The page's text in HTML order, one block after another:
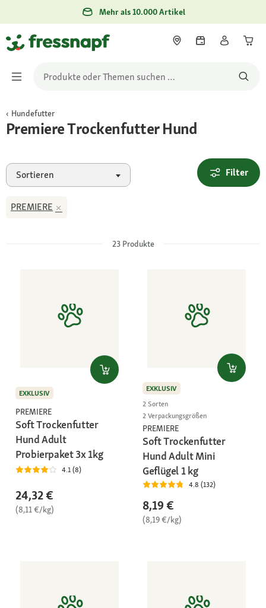
Mehr als 10.000 Artikel
Hundefutter
Premiere Trockenfutter Hund
Sortieren Filter
PREMIERE
23Produkte
EXKLUSIV
PREMIERE
Soft Trockenfutter
Hund Adult
Probierpaket 3x 1kg
4.1 (8)
24,32 €
(8,11 €/kg)
EXKLUSIV
2 Sorten
2 Verpackungsgrößen
PREMIERE
Soft Trockenfutter
Hund Adult Mini
Geflügel 1 kg
4.8 (132)
8,19 €
(8,19 €/kg)